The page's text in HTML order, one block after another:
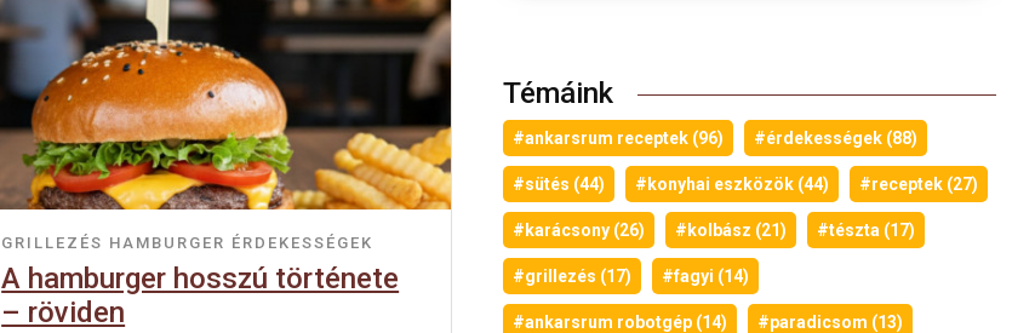
GRILLEZÉS HAMBURGER ÉRDEKESSÉGEK
A hamburger hosszú története
– röviden
Témáink
#ankarsrum receptek (96) #érdekességek (88)
#sütés (44) #konyhai eszközök (44) #receptek (27)
#karácsony (26) #kolbász (21) #tészta (17)
#grillezés (17) #fagyi (14)
#ankarsrum robotgép (14) #paradicsom (13)